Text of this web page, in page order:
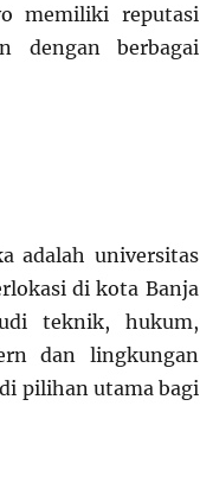
memiliki reputasi
dengan berbagai
adalah universitas
di kota Banja
teknik, hukum,
dan lingkungan
pilihan utama bagi